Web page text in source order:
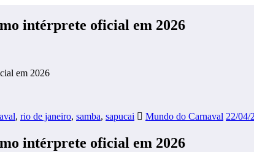
intérprete oficial em 2026
em 2026
, rio de janeiro, samba, sapucai Mundo do Carnaval 22/04/
intérprete oficial em 2026